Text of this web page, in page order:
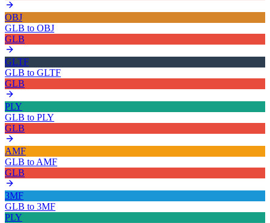
OBJ
GLB to OBJ
GLB
GLTF
GLB to GLTF
GLB
PLY
GLB to PLY
GLB
AMF
GLB to AMF
GLB
3MF
GLB to 3MF
PLY